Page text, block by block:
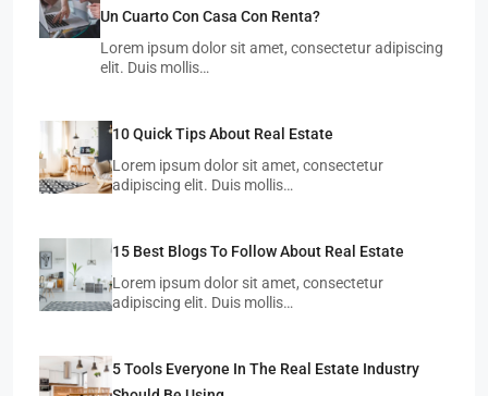
Un Cuarto Con Casa Con Renta?
Lorem ipsum dolor sit amet, consectetur adipiscing
elit. Duis mollis…
10 Quick Tips About Real Estate
Lorem ipsum dolor sit amet, consectetur
adipiscing elit. Duis mollis…
15 Best Blogs To Follow About Real Estate
Lorem ipsum dolor sit amet, consectetur
adipiscing elit. Duis mollis…
5 Tools Everyone In The Real Estate Industry